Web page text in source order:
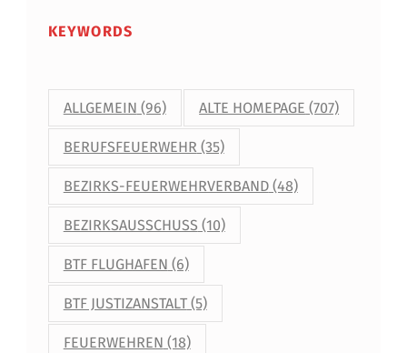
KEYWORDS
ALLGEMEIN (96) ALTE HOMEPAGE (707)
BERUFSFEUERWEHR (35)
BEZIRKS-FEUERWEHRVERBAND(48)
BEZIRKSAUSSCHUSS (10)
BTF FLUGHAFEN (6)
BTF JUSTIZANSTALT(5)
FEUERWEHREN (18)